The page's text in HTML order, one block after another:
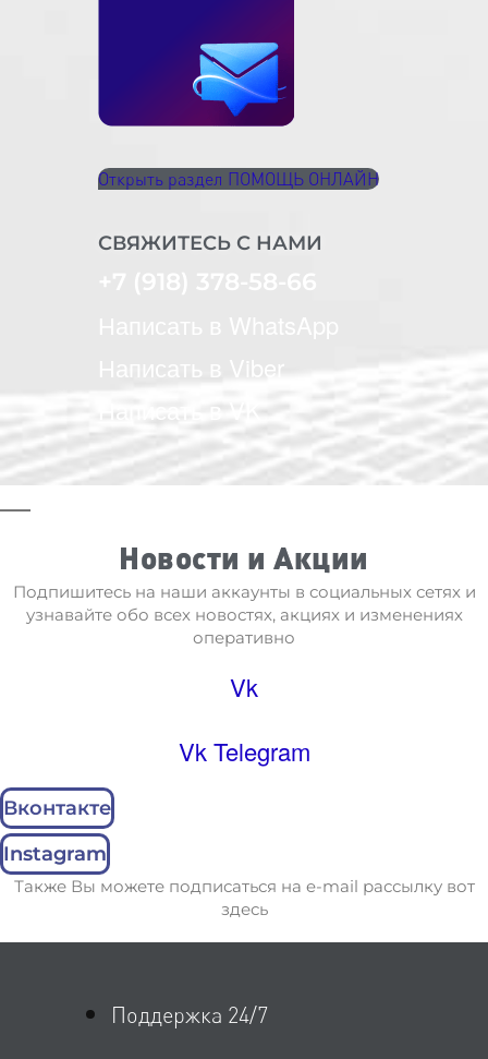
Открыть раздел ПОМОЩЬ ОНЛАЙН
СВЯЖИТЕСЬ С НАМИ
Написать в Viber
Написать в VK
Новости и Акции
Подпишитесь на наши аккаунты в социальных сетях и
узнавайте обо всех новостях, акциях и изменениях
оперативно
Vk
Vk Telegram
Вконтакте
Instagram
Также Вы можете подписаться на e-mail рассылку вот
здесь
Поддержка 24/7